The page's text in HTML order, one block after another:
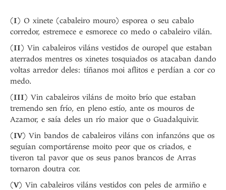
(I) O xinete (cabaleiro mouro) esporea o seu cabalo
corredor, estremece e esmorece co medo o cabaleiro vilán.
(II) Vin cabaleiros viláns vestidos de ouropel que estaban
aterrados mentres os xinetes tosquiados os atacaban dando
voltas arredor deles: tíñanos moi aflitos e perdían a cor co
medo.
(III) Vin cabaleiros viláns de moito brío que estaban
tremendo sen frío, en pleno estío, ante os mouros de
Azamor, e saía deles un río maior que o Guadalquivir.
(IV) Vin bandos de cabaleiros viláns con infanzóns que os
seguían comportárense moito peor que os criados, e
tiveron tal pavor que os seus panos brancos de Arras
tornaron doutra cor.
(V) Vin cabaleiros viláns vestidos con peles de armiño e